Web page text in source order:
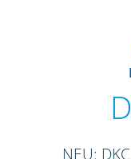
NEU: